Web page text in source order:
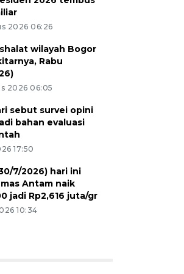
2026 06:26
wilayah Bogor
Rabu
2026 06:05
sebut survei opini
bahan evaluasi
17:50
7/2026) hari ini
Antam naik
jadi Rp2,616 juta/gr
10:34